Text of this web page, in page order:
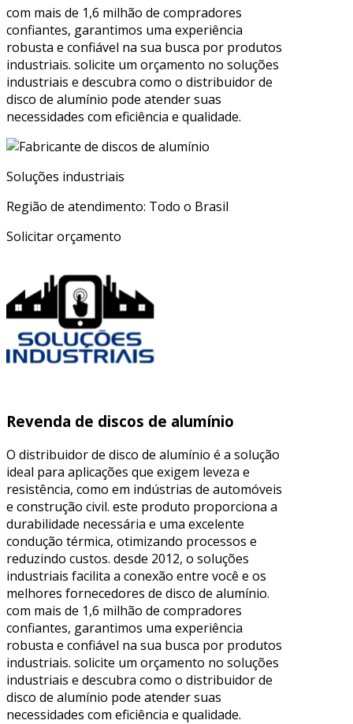
com mais de 1,6 milhão de compradores
confiantes, garantimos uma experiência
robusta e confiável na sua busca por produtos
industriais. solicite um orçamento no soluções
industriais e descubra como o distribuidor de
disco de alumínio pode atender suas
necessidades com eficiência e qualidade.
Soluções industriais
Região de atendimento: Todo o Brasil
Solicitar orçamento
Revenda de discos de alumínio
O distribuidor de disco de alumínio é a solução
ideal para aplicações que exigem leveza e
resistência, como em indústrias de automóveis
e construção civil. este produto proporciona a
durabilidade necessária e uma excelente
condução térmica, otimizando processos e
reduzindo custos. desde 2012, o soluções
industriais facilita a conexão entre você e os
melhores fornecedores de disco de alumínio.
com mais de 1,6 milhão de compradores
confiantes, garantimos uma experiência
robusta e confiável na sua busca por produtos
industriais. solicite um orçamento no soluções
industriais e descubra como o distribuidor de
disco de alumínio pode atender suas
necessidades com eficiência e qualidade.